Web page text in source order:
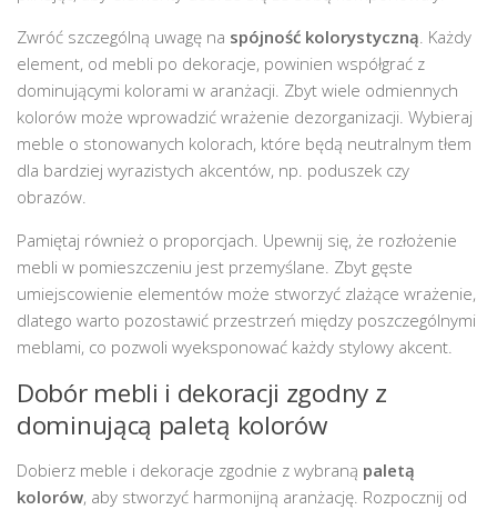
Zwróć szczególną uwagę na spójność kolorystyczną. Każdy
element, od mebli po dekoracje, powinien współgrać z
dominującymi kolorami w aranżacji. Zbyt wiele odmiennych
kolorów może wprowadzić wrażenie dezorganizacji. Wybieraj
meble o stonowanych kolorach, które będą neutralnym tłem
dla bardziej wyrazistych akcentów, np. poduszek czy
obrazów.
Pamiętaj również o proporcjach. Upewnij się, że rozłożenie
mebli w pomieszczeniu jest przemyślane. Zbyt gęste
umiejscowienie elementów może stworzyć zlażące wrażenie,
dlatego warto pozostawić przestrzeń między poszczególnymi
meblami, co pozwoli wyeksponować każdy stylowy akcent.
Dobór mebli i dekoracji zgodny z
dominującą paletą kolorów
Dobierz meble i dekoracje zgodnie z wybraną paletą
kolorów, aby stworzyć harmonijną aranżację. Rozpocznij od